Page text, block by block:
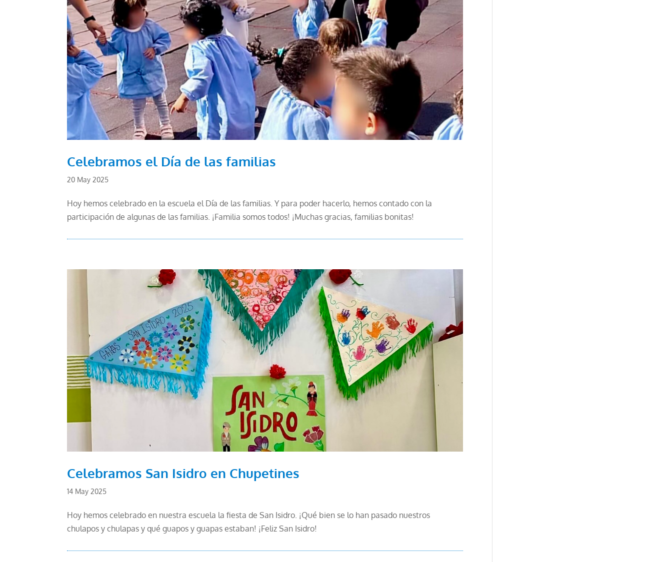
Celebramos el Día de las familias
20 May 2025
Hoy hemos celebrado en la escuela el Día de las familias. Y para poder hacerlo, hemos contado con la
participación de algunas de las familias. ¡Familia somos todos! ¡Muchas gracias, familias bonitas!
Celebramos San Isidro en Chupetines
14 May 2025
Hoy hemos celebrado en nuestra escuela la fiesta de San Isidro. ¡Qué bien se lo han pasado nuestros
chulapos y chulapas y qué guapos y guapas estaban! ¡Feliz San Isidro!